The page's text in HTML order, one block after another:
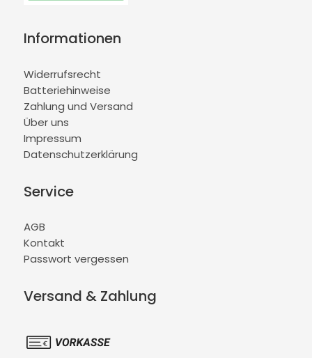
Informationen
Widerrufsrecht
Batteriehinweise
Zahlung und Versand
Über uns
Impressum
Datenschutzerklärung
Service
AGB
Kontakt
Passwort vergessen
Versand & Zahlung